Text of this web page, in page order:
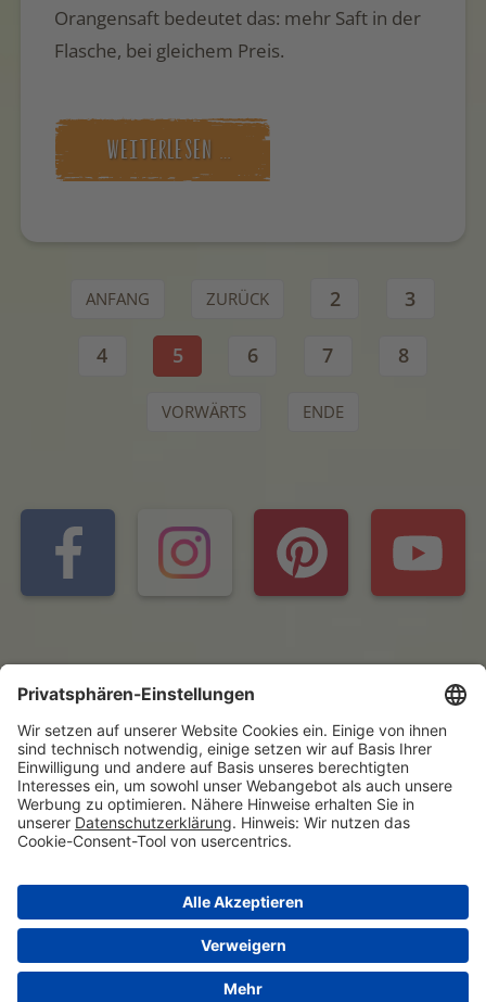
Orangensaft bedeutet das: mehr Saft in der
Flasche, bei gleichem Preis.
WEITERLESEN …
ANFANG ZURÜCK 2 3
4 5 6 7 8
VORWÄRTS ENDE